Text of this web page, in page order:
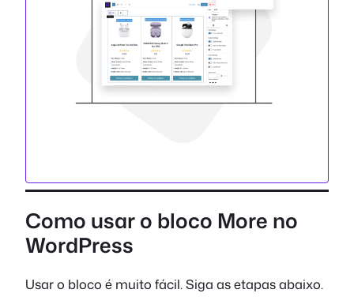
Como usar o bloco More no
WordPress
Usar o bloco é muito fácil. Siga as etapas abaixo.